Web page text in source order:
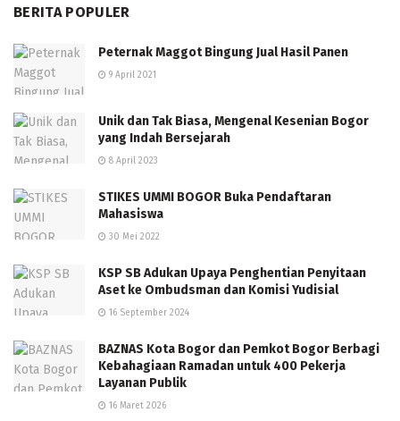
BERITA POPULER
Peternak Maggot Bingung Jual Hasil Panen
9 April 2021
Unik dan Tak Biasa, Mengenal Kesenian Bogor
yang Indah Bersejarah
8 April 2023
STIKES UMMI BOGOR Buka Pendaftaran
Mahasiswa
30 Mei 2022
KSP SB Adukan Upaya Penghentian Penyitaan
Aset ke Ombudsman dan Komisi Yudisial
16 September 2024
BAZNAS Kota Bogor dan Pemkot Bogor Berbagi
Kebahagiaan Ramadan untuk 400 Pekerja
Layanan Publik
16 Maret 2026